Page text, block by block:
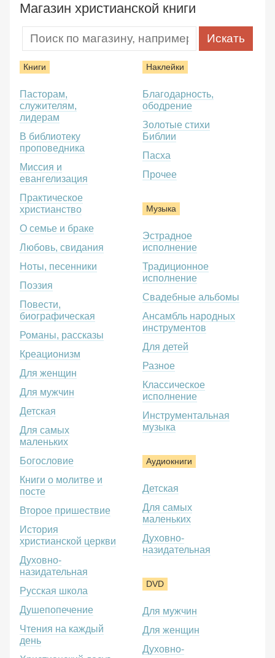
Магазин христианской книги
Книги
Пасторам,
служителям,
лидерам
В библиотеку
проповедника
Миссия и
евангелизация
Практическое
христианство
О семье и браке
Любовь, свидания
Ноты, песенники
Поэзия
Повести,
биографическая
Романы, рассказы
Креационизм
Для женщин
Для мужчин
Детская
Для самых
маленьких
Богословие
Книги о молитве и
посте
Второе пришествие
История
христианской церкви
Духовно-
назидательная
Русская школа
Душепопечение
Чтения на каждый
день
Наклейки
Благодарность,
ободрение
Золотые стихи
Библии
Пасха
Прочее
Музыка
Эстрадное
исполнение
Традиционное
исполнение
Свадебные альбомы
Ансамбль народных
инструментов
Для детей
Разное
Классическое
исполнение
Инструментальная
музыка
Аудиокниги
Детская
Для самых
маленьких
Духовно-
назидательная
DVD
Для мужчин
Для женщин
Духовно-